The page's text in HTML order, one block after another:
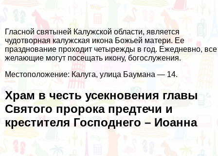
Гласной святыней Калужской области, является
чудотворная калужская икона Божьей матери. Ее
празднование проходит четырежды в год. Ежедневно, все
желающие могут посещать икону, богослужения.
Местоположение: Калуга, улица Баумана — 14.
Храм в честь усекновения главы
Святого пророка предтечи и
крестителя Господнего – Иоанна